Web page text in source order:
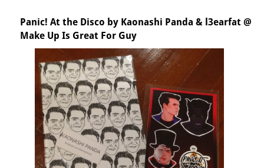
Panic! At the Disco by Kaonashi Panda & l3earfat @
Make Up Is Great For Guy